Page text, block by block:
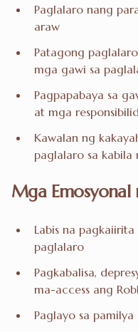
Paglalaro nang
araw
Patagong
mga gawi sa
Pagpapabaya sa
at mga
Kawalan ng
paglalaro sa kabila
Mga Emosyonal
Labis na
paglalaro
Pagkabalisa,
ma-access ang
Paglayo sa